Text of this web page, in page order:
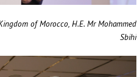
of Morocco, H.E. Mr Mohammed
Sbihi